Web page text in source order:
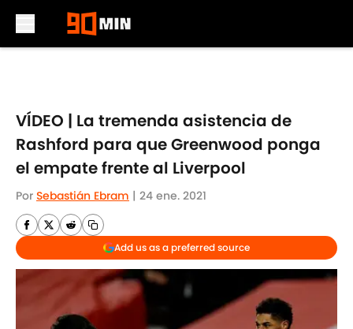
VÍDEO | La tremenda asistencia de
Rashford para que Greenwood ponga
el empate frente al Liverpool
Por Sebastián Ebram | 24 ene. 2021
Add us as a preferred source